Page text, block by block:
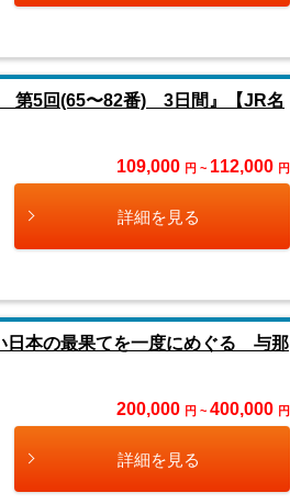
第5回(65〜82番) 3日間』【JR名
109,000 円 ~ 112,000 円
詳細を見る
日本の最果てを一度にめぐる 与那
200,000 円 ~ 400,000 円
詳細を見る